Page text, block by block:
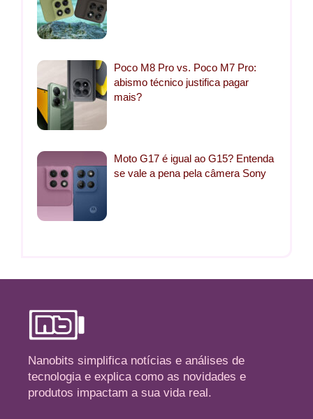
Poco M8 Pro vs. Poco M7 Pro:
abismo técnico justifica pagar
mais?
Moto G17 é igual ao G15? Entenda
se vale a pena pela câmera Sony
Nanobits simplifica notícias e análises de
tecnologia e explica como as novidades e
produtos impactam a sua vida real.